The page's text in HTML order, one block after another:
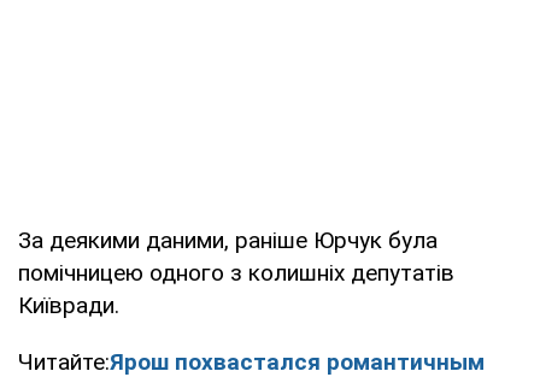
За деякими даними, раніше Юрчук була
помічницею одного з колишніх депутатів
Київради.
Читайте:Ярош похвастался романтичным